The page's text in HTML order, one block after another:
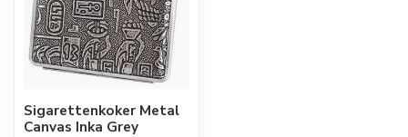
Sigarettenkoker Metal
Canvas Inka Grey